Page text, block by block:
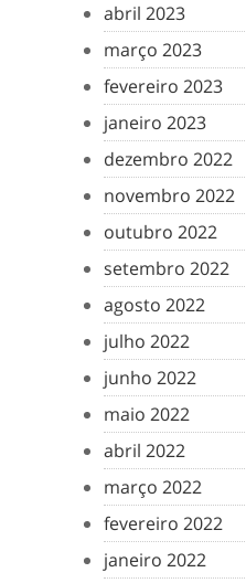
abril 2023
março 2023
fevereiro 2023
janeiro 2023
dezembro 2022
novembro 2022
outubro 2022
setembro 2022
agosto 2022
julho 2022
junho 2022
maio 2022
abril 2022
março 2022
fevereiro 2022
janeiro 2022